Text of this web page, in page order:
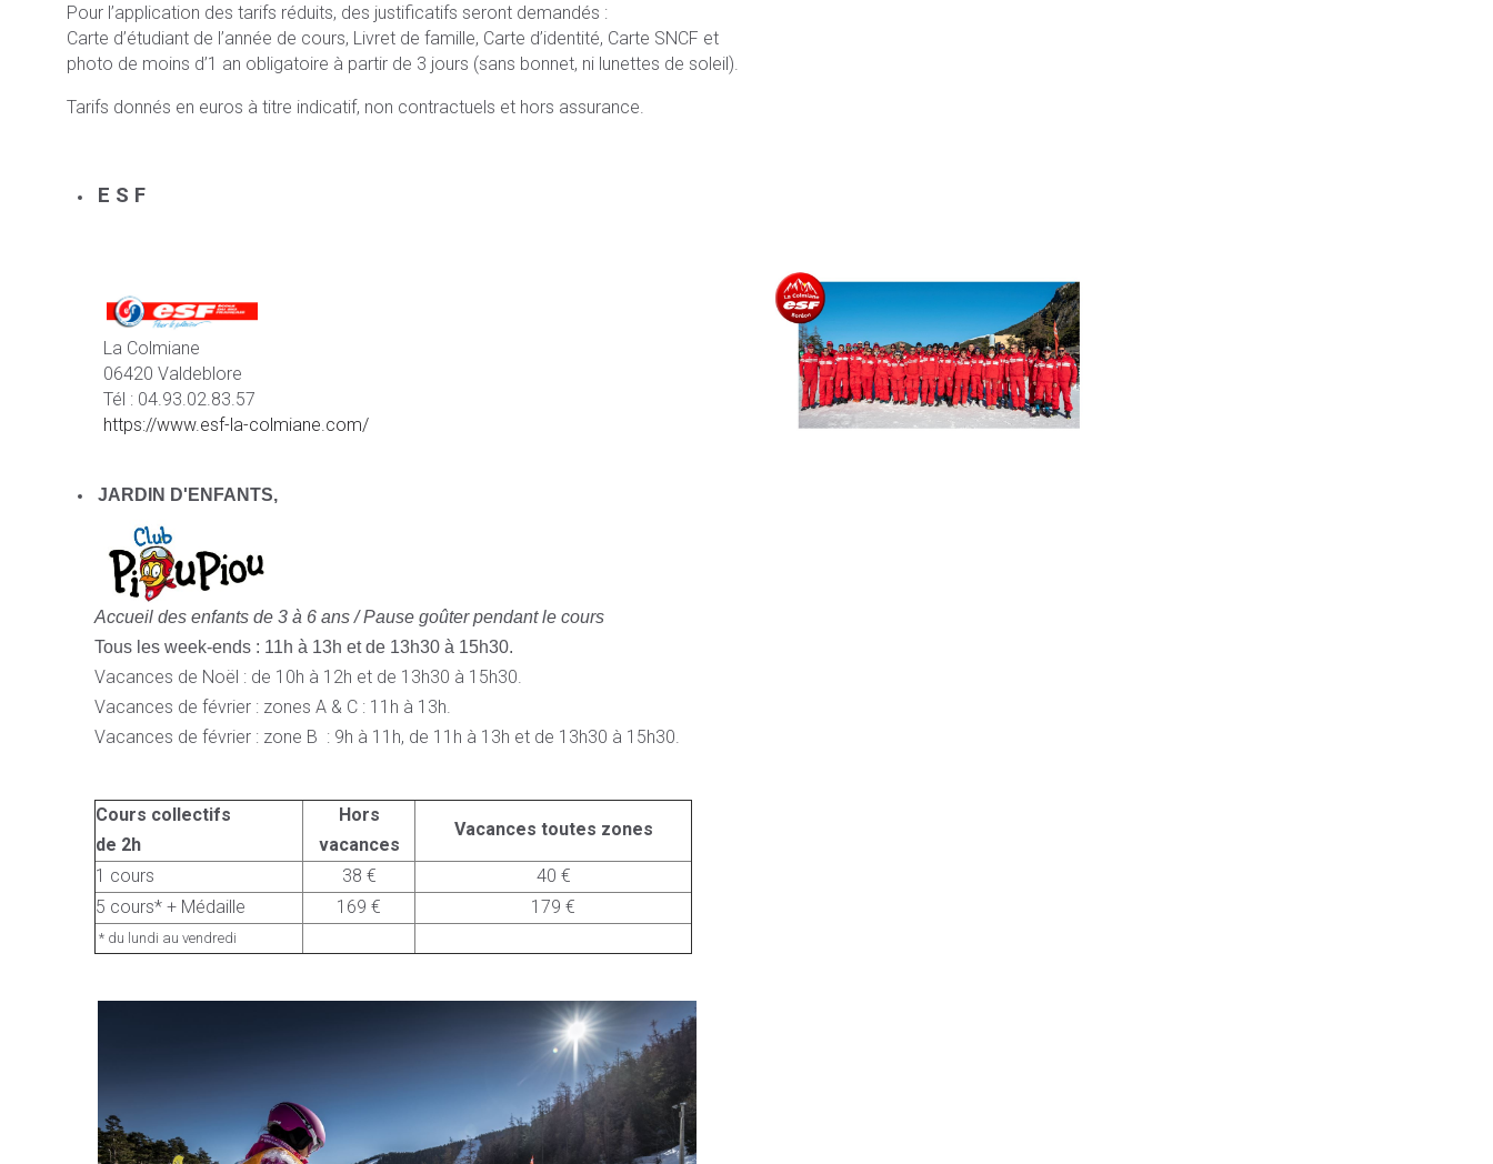
Pour l’application des tarifs réduits, des justificatifs seront demandés :
Carte d’étudiant de l’année de cours, Livret de famille, Carte d’identité, Carte SNCF et
photo de moins d’1 an obligatoire à partir de 3 jours (sans bonnet, ni lunettes de soleil).
Tarifs donnés en euros à titre indicatif, non contractuels et hors assurance.
E S F
La Colmiane
06420 Valdeblore
Tél : 04.93.02.83.57
https://www.esf-la-colmiane.com/
JARDIN D'ENFANTS,
Accueil des enfants de 3 à 6 ans /Pause goûter pendant le cours
Tous les week-ends : 11h à 13h et de 13h30 à 15h30.
Vacances de Noël : de 10h à 12h et de 13h30 à 15h30.
Vacances de février : zones A & C : 11h à 13h.
Vacances de février : zone B : 9h à 11h, de 11h à 13h et de 13h30 à 15h30.
Cours collectifs
de 2h
Hors
vacances
Vacances toutes zones
1 cours 38 €
40 €
5 cours* + Médaille
169 € 179 €
* du lundi au vendredi